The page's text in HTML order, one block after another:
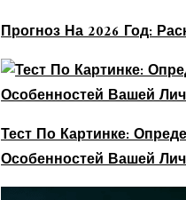
Прогноз На 2026 Год:
Тест По Картинке:
Особенностей Вашей